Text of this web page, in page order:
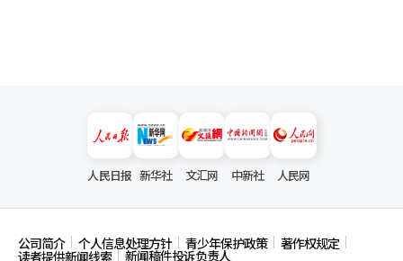
人民日报 新华社 文汇网 中新社 人民网
公司简介 个人信息处理方针 青少年保护政策 著作权规定
读者提供新闻线索 新闻稿件投诉负责人